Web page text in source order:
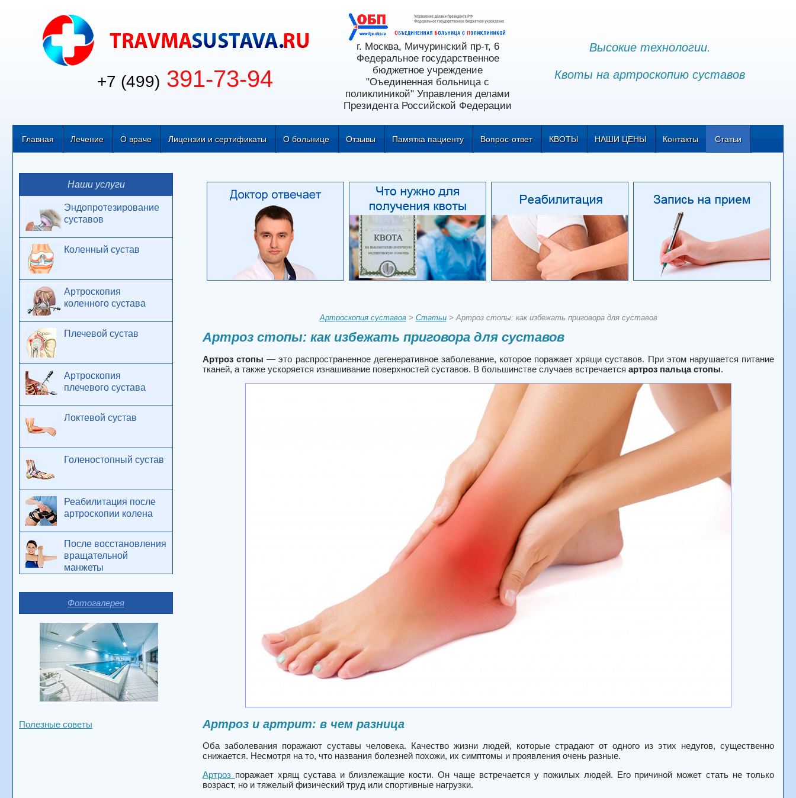
+7 (499) 391-73-94
Высокие технологии.
Квоты на артроскопию суставов
г. Москва, Мичуринский пр-т, 6
Федеральное государственное
бюджетное учреждение
"Оъединенная больница с
поликлиникой" Управления делами
Президента Российской Федерации
Главная Лечение О враче Лицензии и сертификаты О больнице Отзывы Памятка пациенту Вопрос-ответ КВОТЫ НАШИ ЦЕНЫ Контакты Статьи
Артроскопия суставов> Статьи> Артроз стопы: как избежать приговора для суставов
Артроз стопы: как избежать приговора для суставов
Артроз стопы — это распространенное дегенеративное заболевание, которое поражает хрящи суставов. При этом нарушается питание
тканей, а также ускоряется изнашивание поверхностей суставов. В большинстве случаев встречается артроз пальца стопы.
Артроз и артрит: в чем разница
Оба заболевания поражают суставы человека. Качество жизни людей, которые страдают от одного из этих недугов, существенно
снижается. Несмотря на то, что названия болезней похожи, их симптомы и проявления очень разные.
Артроз поражает хрящ сустава и близлежащие кости. Он чаще встречается у пожилых людей. Его причиной может стать не только
возраст, но и тяжелый физический труд или спортивные нагрузки.
Наши услуги
Эндопротезирование
суставов
Коленный сустав
Артроскопия
коленного сустава
Плечевой сустав
Артроскопия
плечевого сустава
Локтевой сустав
Голеностопный сустав
Реабилитация после
артроскопии колена
После восстановления
вращательной
манжеты
Фотогалерея
Полезные советы